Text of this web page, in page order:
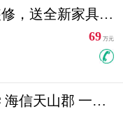
黄山南街，精装修，送全新家具，看房有钥匙，实用面积大
69 万元
开发区级高中学 海信天山郡 一手合同没有税！ 送车位